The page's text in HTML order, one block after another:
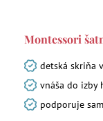
Montessori
detská skriňa
vnáša do izby
podporuje